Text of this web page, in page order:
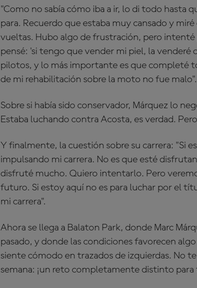
"Como no sabía cómo iba a ir, lo di todo hasta
para. Recuerdo que estaba muy cansado y
vueltas. Hubo algo de frustración, pero intenté
pensé: 'si tengo que vender mi piel, la venderé
pilotos, y lo más importante es que completé
de mi rehabilitación sobre la moto no fue malo".
Sobre si había sido conservador, Márquez lo
Estaba luchando contra Acosta, es verdad.
Y finalmente, la cuestión sobre su carrera: "Si
impulsando mi carrera. No es que esté
disfruté mucho. Quiero intentarlo. Pero
futuro. Si estoy aquí no es para luchar por el
mi carrera".
Ahora se llega a Balaton Park, donde Marc
pasado, y donde las condiciones favorecen
siente cómodo en trazados de izquierdas. No
semana: ¡un reto completamente distinto para